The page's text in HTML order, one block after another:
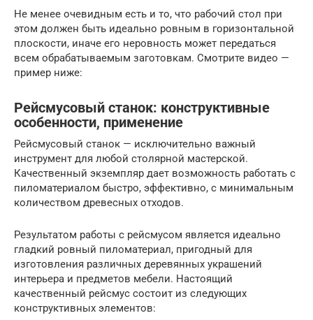
Не менее очевидным есть и то, что рабочий стол при
этом должен быть идеально ровным в горизонтальной
плоскости, иначе его неровность может передаться
всем обрабатываемым заготовкам. Смотрите видео —
пример ниже:
Рейсмусовый станок: конструктивные
особенности, применение
Рейсмусовый станок — исключительно важный
инструмент для любой столярной мастерской.
Качественный экземпляр дает возможность работать с
пиломатериалом быстро, эффективно, с минимальным
количеством древесных отходов.
Результатом работы с рейсмусом является идеально
гладкий ровный пиломатериал, пригодный для
изготовления различных деревянных украшений
интерьера и предметов мебели. Настоящий
качественный рейсмус состоит из следующих
конструктивных элементов: